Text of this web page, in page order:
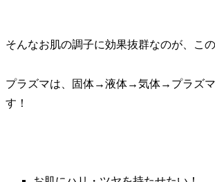
そんなお肌の調子に効果抜群なのが、こ
プラズマは、固体→液体→気体→プラズマ
す！